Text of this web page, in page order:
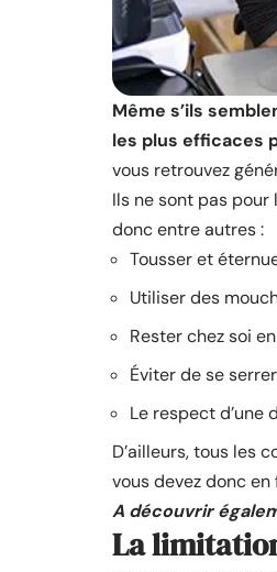
Même s’ils
les plus efficaces
vous retrouvez
Ils ne sont pas
donc entre autres :
Tousser et
Utiliser des
Rester chez soi
Éviter de se
Le respect d’une
D’ailleurs, tous les
vous devez donc
A découvrir
La